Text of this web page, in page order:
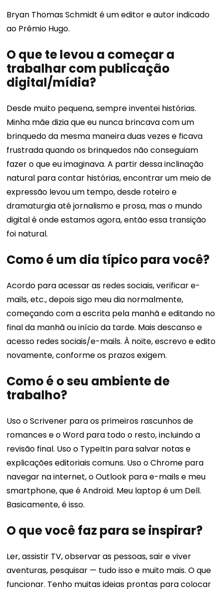
Bryan Thomas Schmidt é um editor e autor indicado
ao Prêmio Hugo.
O que te levou a começar a
trabalhar com publicação
digital/mídia?
Desde muito pequena, sempre inventei histórias.
Minha mãe dizia que eu nunca brincava com um
brinquedo da mesma maneira duas vezes e ficava
frustrada quando os brinquedos não conseguiam
fazer o que eu imaginava. A partir dessa inclinação
natural para contar histórias, encontrar um meio de
expressão levou um tempo, desde roteiro e
dramaturgia até jornalismo e prosa, mas o mundo
digital é onde estamos agora, então essa transição
foi natural.
Como é um dia típico para você?
Acordo para acessar as redes sociais, verificar e-
mails, etc., depois sigo meu dia normalmente,
começando com a escrita pela manhã e editando no
final da manhã ou início da tarde. Mais descanso e
acesso redes sociais/e-mails. À noite, escrevo e edito
novamente, conforme os prazos exigem.
Como é o seu ambiente de
trabalho?
Uso o Scrivener para os primeiros rascunhos de
romances e o Word para todo o resto, incluindo a
revisão final. Uso o TypeItIn para salvar notas e
explicações editoriais comuns. Uso o Chrome para
navegar na internet, o Outlook para e-mails e meu
smartphone, que é Android. Meu laptop é um Dell.
Basicamente, é isso.
O que você faz para se inspirar?
Ler, assistir TV, observar as pessoas, sair e viver
aventuras, pesquisar — ​​tudo isso e muito mais. O que
funcionar. Tenho muitas ideias prontas para colocar